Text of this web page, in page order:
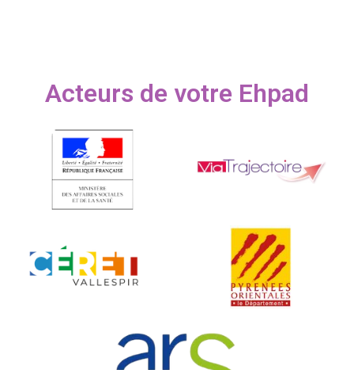
Acteurs de votre Ehpad